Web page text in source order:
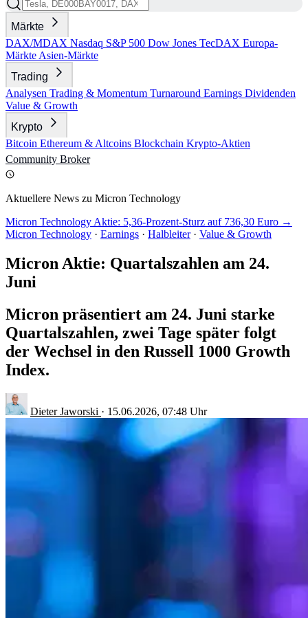
Märkte
DAX/MDAX Nasdaq S&P 500 Dow Jones TecDAX Europa-
Märkte Asien-Märkte
Trading
Analysen Trading & Momentum Turnaround Earnings Dividenden
Value & Growth
Krypto
Bitcoin Ethereum & Altcoins Blockchain Krypto-Aktien
Community Broker
Aktuellere News zu Micron Technology
Micron Technology Aktie: 5,36-Prozent-Sturz auf 736,30 Euro →
Micron Technology · Earnings · Halbleiter · Value & Growth
Micron Aktie: Quartalszahlen am 24.
Juni
Micron präsentiert am 24. Juni starke
Quartalszahlen, zwei Tage später folgt
der Wechsel in den Russell 1000 Growth
Index.
Dieter Jaworski · 15.06.2026, 07:48 Uhr